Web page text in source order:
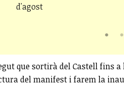
d'agost
que sortirà del Castell fins
del manifest i farem la